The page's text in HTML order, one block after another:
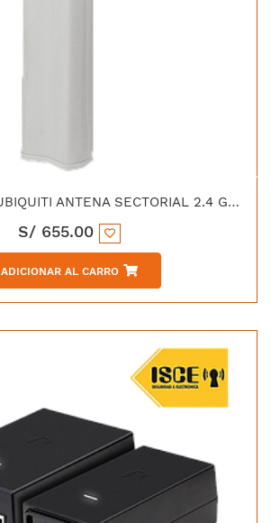
[AM-2G15-120] UBIQUITI ANTENA SECTORIAL 2.4 GHZ AIRMAX 2X2 MIMO GANANCIA 15dBI
S/ 655.00
ADICIONAR AL CARRO